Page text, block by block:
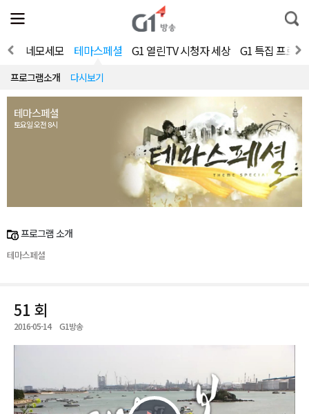
전
체
뉴
열
통
합
색
쇼 네모세모 테마스페셜 G1 열린TV 시청자 세상 G1 특집 프로그
프로그램소개 다시보기
테마스페셜
토요일 오전 8시
프로그램 소개
테마스페셜
51 회
2016-05-14 G1방송